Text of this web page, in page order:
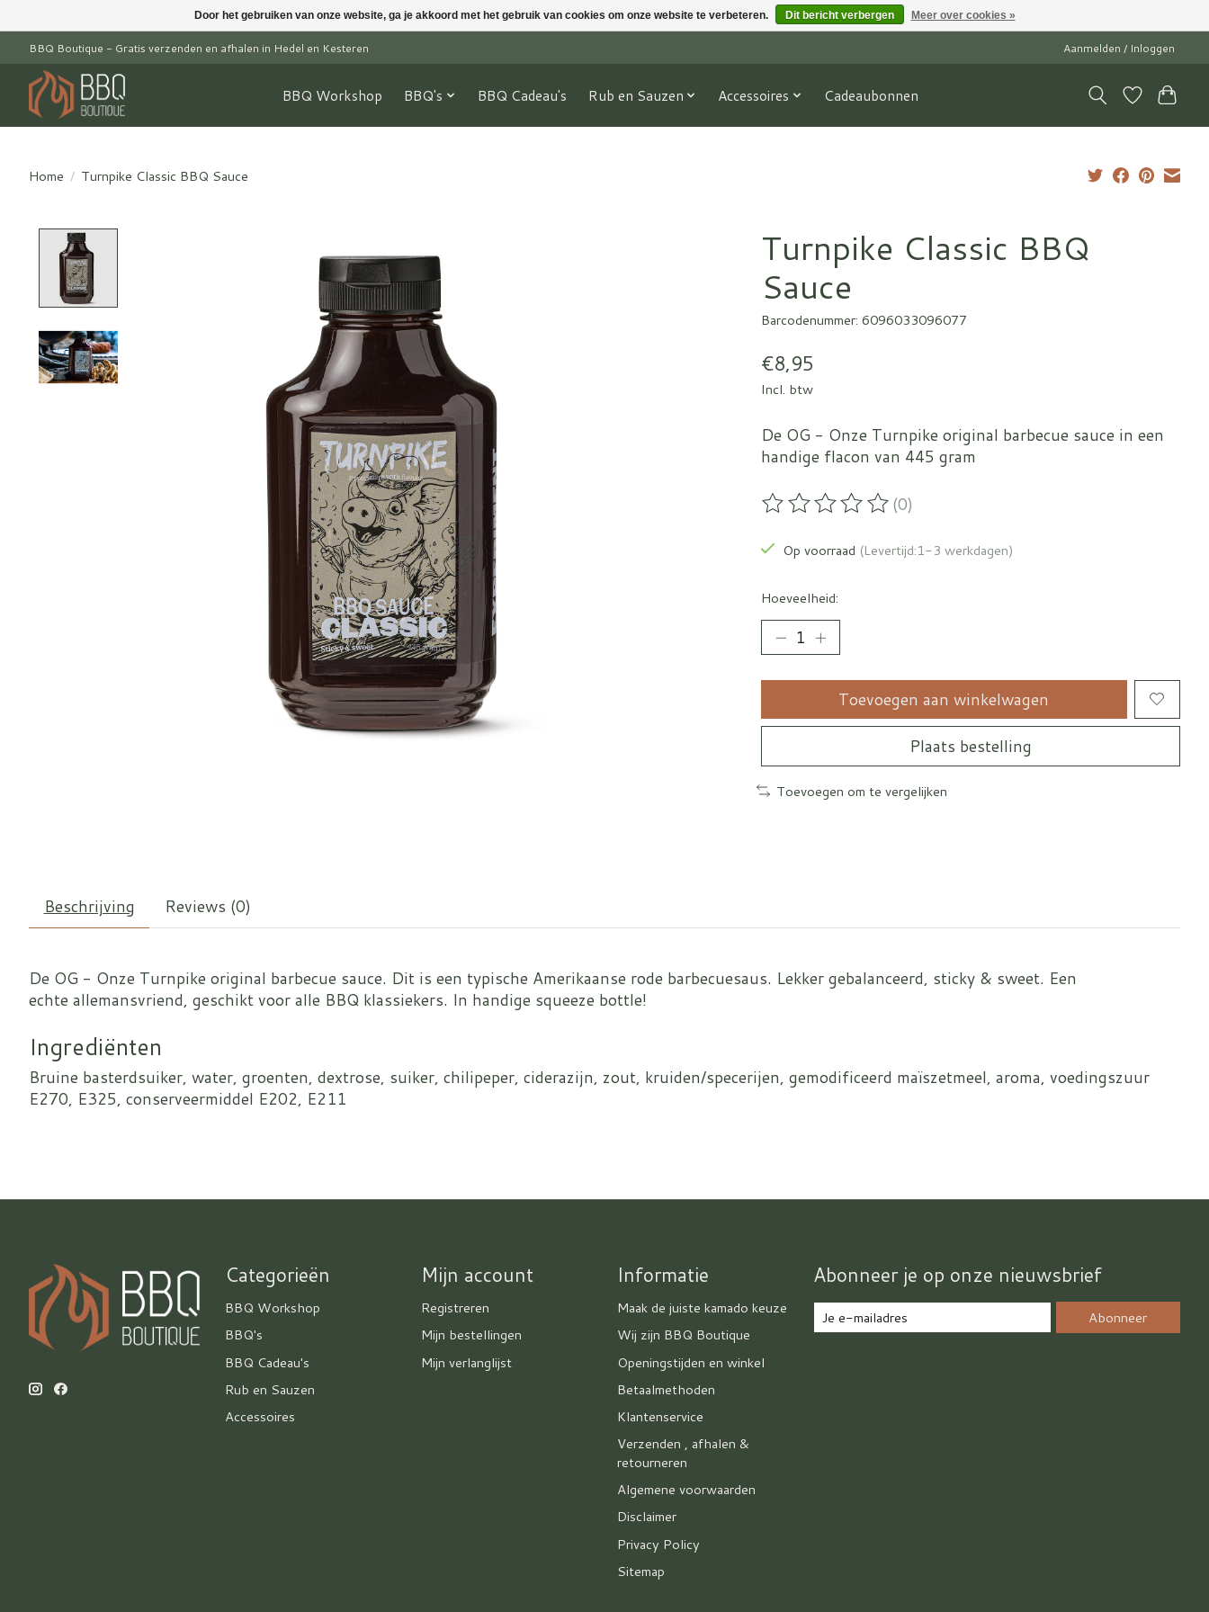
BBQ Boutique - Gratis verzenden en afhalen in Hedel en Kesteren Aanmelden / Inloggen
BBQ Workshop BBQ's BBQ Cadeau's Rub en Sauzen Accessoires Cadeaubonnen
Home / Turnpike Classic BBQ Sauce
Turnpike Classic BBQ
Sauce
Barcodenummer: 6096033096077
€8,95
Incl. btw
De OG - Onze Turnpike original barbecue sauce in een
handige flacon van 445 gram
De beoordeling van dit product is
(0)
Op voorraad (Levertijd:1-3 werkdagen)
Hoeveelheid:
Toevoegen aan winkelwagen
Plaats bestelling
Toevoegen om te vergelijken
Beschrijving Reviews (0)
De OG - Onze Turnpike original barbecue sauce. Dit is een typische Amerikaanse rode barbecuesaus. Lekker gebalanceerd, sticky & sweet. Een
echte allemansvriend, geschikt voor alle BBQ klassiekers. In handige squeeze bottle!
Ingrediënten
Bruine basterdsuiker, water, groenten, dextrose, suiker, chilipeper, ciderazijn, zout, kruiden/specerijen, gemodificeerd maïszetmeel, aroma, voedingszuur
E270, E325, conserveermiddel E202, E211
Categorieën
BBQ Workshop
BBQ's
BBQ Cadeau's
Rub en Sauzen
Accessoires
Mijn account
Registreren
Mijn bestellingen
Mijn verlanglijst
Informatie
Maak de juiste kamado keuze
Wij zijn BBQ Boutique
Openingstijden en winkel
Betaalmethoden
Klantenservice
Verzenden , afhalen &
retourneren
Algemene voorwaarden
Disclaimer
Privacy Policy
Sitemap
Abonneer je op onze nieuwsbrief
Abonneer
Door het gebruiken van onze website, ga je akkoord met het gebruik van cookies om onze website te verbeteren. Dit bericht verbergen Meer over cookies »